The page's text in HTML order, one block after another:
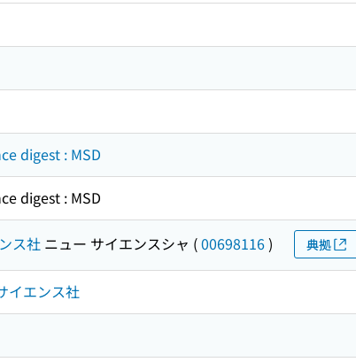
digest : MSD
digest : MSD
ス社 ニュー サイエンスシャ (00698116) 典拠
イエンス社